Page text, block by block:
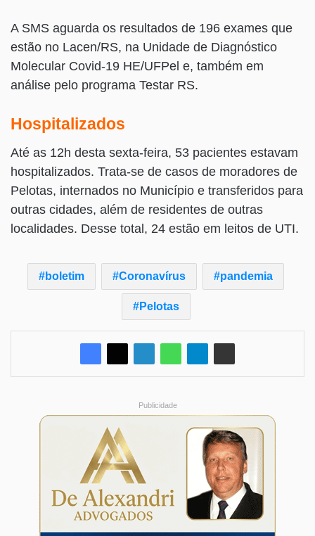
A SMS aguarda os resultados de 196 exames que
estão no Lacen/RS, na Unidade de Diagnóstico
Molecular Covid-19 HE/UFPel e, também em
análise pelo programa Testar RS.
Hospitalizados
Até as 12h desta sexta-feira, 53 pacientes estavam
hospitalizados. Trata-se de casos de moradores de
Pelotas, internados no Município e transferidos para
outras cidades, além de residentes de outras
localidades. Desse total, 24 estão em leitos de UTI.
boletim Coronavírus pandemia
Pelotas
Publicidade